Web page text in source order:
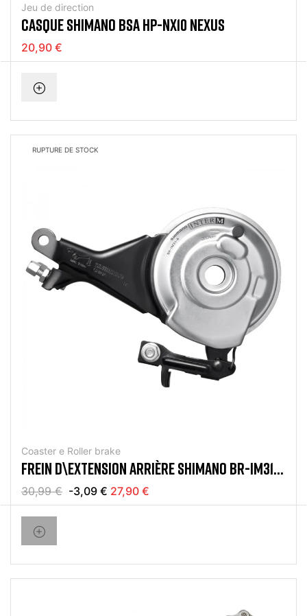
Jeu de direction
CASQUE SHIMANO BSA HP-NX10 NEXUS
20,90 €
RUPTURE DE STOCK
Coaster e Roller brake
FREIN D\EXTENSION ARRIÈRE SHIMANO BR-IM31
NEXUS
30,99 € -3,09 € 27,90 €